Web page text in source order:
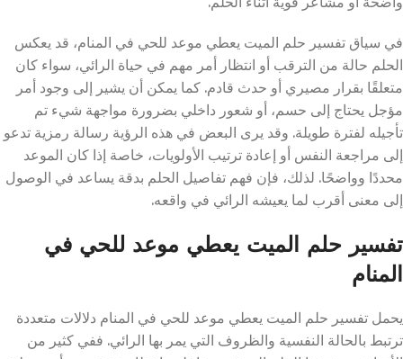
في سياق تفسير حلم الميت يعطي موعد للحي في المنام، قد يعكس
الحلم حالة من الترقب أو انتظار أمر مهم في حياة الرائي، سواء كان
متعلقًا بقرار مصيري أو حدث قادم. كما يمكن أن يشير إلى وجود أمر
مؤجل يحتاج إلى حسم، أو شعور داخلي بضرورة مواجهة شيء تم
تأجيله لفترة طويلة. وقد يرى البعض في هذه الرؤية رسالة رمزية تدعو
إلى مراجعة النفس أو إعادة ترتيب الأولويات، خاصة إذا كان الموعد
محددًا وواضحًا. لذلك، فإن فهم تفاصيل الحلم بدقة يساعد في الوصول
إلى معنى أقرب لما يعيشه الرائي في واقعه.
تفسير حلم الميت يعطي موعد للحي في
المنام
يحمل تفسير حلم الميت يعطي موعد للحي في المنام دلالات متعددة
ترتبط بالحالة النفسية والظروف التي يمر بها الرائي. ففي كثير من